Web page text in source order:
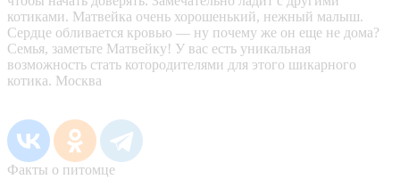
котиками. Матвейка очень хорошенький, нежный малыш.
Сердце обливается кровью — ну почему же он еще не дома?
Семья, заметьте Матвейку! У вас есть уникальная
возможность стать котородителями для этого шикарного
котика. Москва
Факты о питомце